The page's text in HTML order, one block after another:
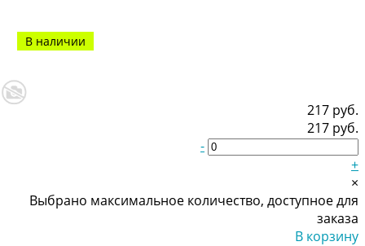
217 руб.
217 руб.
-
+
×
Выбрано максимальное количество, доступное для
заказа
В корзину
В наличии